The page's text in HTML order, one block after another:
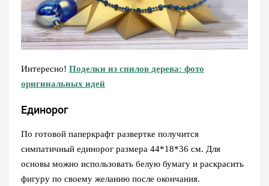
Интересно! Поделки из спилов дерева: фото
оригинальных идей
Единорог
По готовой паперкрафт развертке получится
симпатичный единорог размера 44*18*36 см. Для
основы можно использовать белую бумагу и раскрасить
фигуру по своему желанию после окончания.